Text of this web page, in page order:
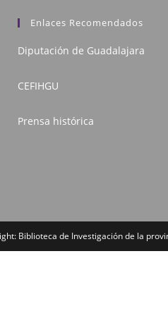
Enlaces Recomendados
Diputación de Guadalajara
CEFIHGU
Prensa histórica
Biblioteca de Investigación de la